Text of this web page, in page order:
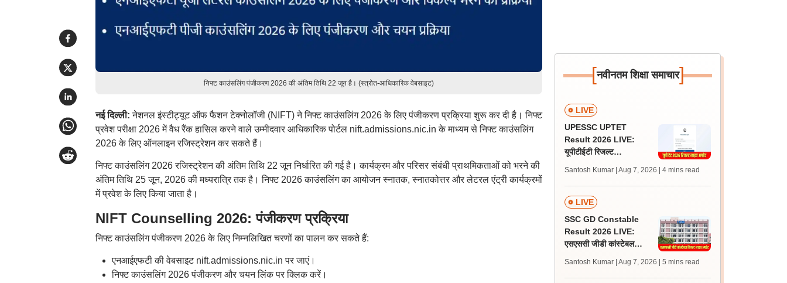
निफ्ट काउंसलिंग पंजीकरण 2026 की अंतिम तिथि 22 जून है। (स्त्रोत-आधिकारिक वेबसाइट)
नई दिल्ली:नेशनल इंस्टीट्यूट ऑफ फैशन टेक्नोलॉजी (NIFT) ने निफ्ट काउंसलिंग 2026 के लिए पंजीकरण प्रक्रिया शुरू कर दी है। निफ्ट
प्रवेश परीक्षा 2026 में वैध रैंक हासिल करने वाले उम्मीदवार आधिकारिक पोर्टल nift.admissions.nic.in के माध्यम से निफ्ट काउंसलिंग
2026 के लिए ऑनलाइन रजिस्ट्रेशन कर सकते हैं।
निफ्ट काउंसलिंग 2026 रजिस्ट्रेशन की अंतिम तिथि 22 जून निर्धारित की गई है। कार्यक्रम और परिसर संबंधी प्राथमिकताओं को भरने की
अंतिम तिथि 25 जून, 2026 की मध्यरात्रि तक है। निफ्ट 2026 काउंसलिंग का आयोजन स्नातक, स्नातकोत्तर और लेटरल एंट्री कार्यक्रमों
में प्रवेश के लिए किया जाता है।
NIFT Counselling 2026: पंजीकरण प्रक्रिया
निफ्ट काउंसलिंग पंजीकरण 2026 के लिए निम्नलिखित चरणों का पालन कर सकते हैं:
एनआईएफटी की वेबसाइट nift.admissions.nic.in पर जाएं।
निफ्ट काउंसलिंग 2026 पंजीकरण और चयन लिंक पर क्लिक करें।
[नवीनतम शिक्षा समाचार]
LIVE
UPESSC UPTET
Result 2026 LIVE:
यूपीटीईटी रिजल्ट
जल्द, जानें लेटेस्ट अपडेट,
पासिंग मार्क्स
Santosh Kumar | Aug 7, 2026 | 4 mins read
LIVE
SSC GD Constable
Result 2026 LIVE:
एसएससी जीडी कांस्टेबल
लेटेस्ट अपडेट, स्कोरकार्ड लिंक
Santosh Kumar | Aug 7, 2026 | 5 mins read